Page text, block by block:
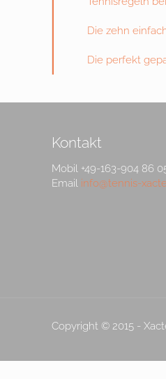
Die zehn
Die perfekt
Kontakt
Mobil +49-163-904 86
Email info@tennis-
Copyright © 2015 -